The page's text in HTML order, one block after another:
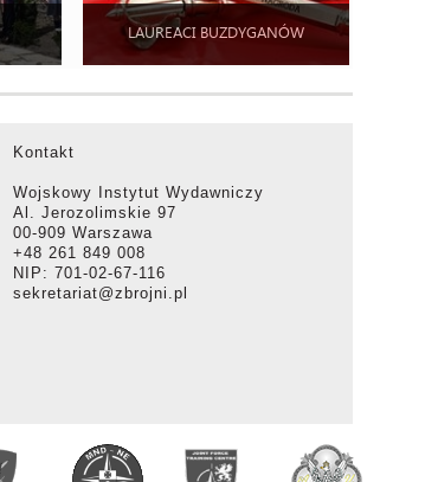
LAUREACI BUZDYGANÓW
Kontakt
Wojskowy Instytut Wydawniczy
Al. Jerozolimskie 97
00-909 Warszawa
+48 261 849 008
NIP: 701-02-67-116
sekretariat@zbrojni.pl